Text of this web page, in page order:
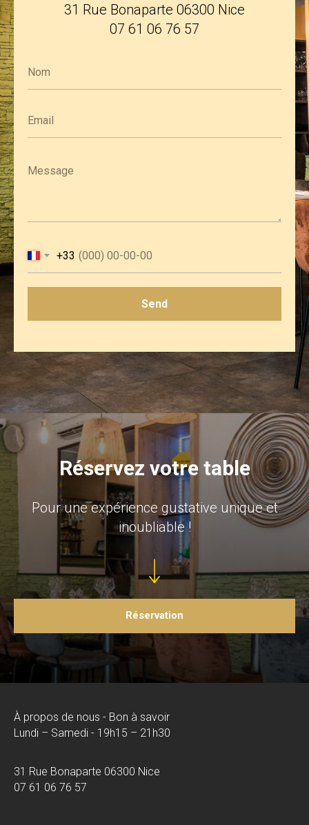
31 Rue Bonaparte 06300 Nice
07 61 06 76 57
+33
Send
Réservez votre table
Pour une expérience gustative unique et
inoubliable !
Réservation
À propos de nous - Bon à savoir
Lundi – Samedi - 19h15 – 21h30
31 Rue Bonaparte 06300 Nice
07 61 06 76 57